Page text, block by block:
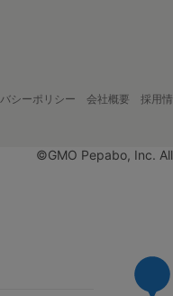
シーポリシー 会社概要 採用
©GMO Pepabo, Inc.